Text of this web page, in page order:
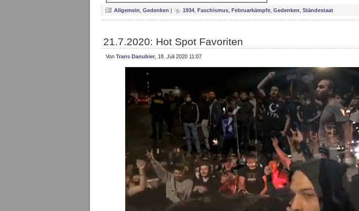
Allgemein Gedenken | 1934 Faschismus Februarkämpfe Gedenken Ständestaat
21.7.2020: Hot Spot Favoriten
Von Trans Danubier , 18. Juli 2020 11:07